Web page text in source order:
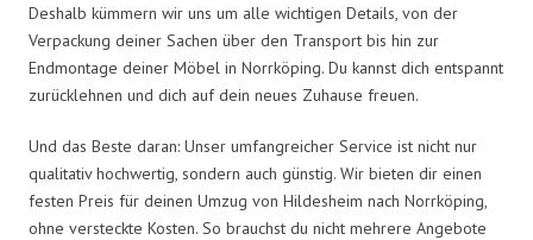
Deshalb kümmern wir uns um alle wichtigen Details, von der
Verpackung deiner Sachen über den Transport bis hin zur
Endmontage deiner Möbel in Norrköping. Du kannst dich entspannt
zurücklehnen und dich auf dein neues Zuhause freuen.
Und das Beste daran: Unser umfangreicher Service ist nicht nur
qualitativ hochwertig, sondern auch günstig. Wir bieten dir einen
festen Preis für deinen Umzug von Hildesheim nach Norrköping,
ohne versteckte Kosten. So brauchst du nicht mehrere Angebote